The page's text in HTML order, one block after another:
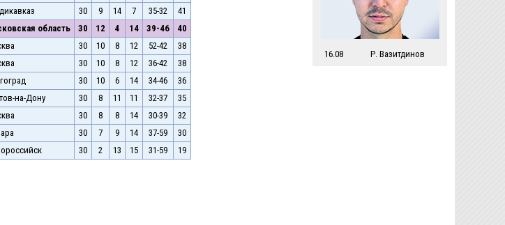
30 9 14 7 35-32
41
область 30 12 4 14 39-46
40
30 10 8 12 52-42
38
30 10 8 12 36-42
38
30 10 6 14 34-46
36
на-Дону 30 8 11 11 32-37
35
30 8 8 14 30-39
32
30 7 9 14 37-59
30
30 2 13 15 31-59 19
16.08 Р. Вазитдинов